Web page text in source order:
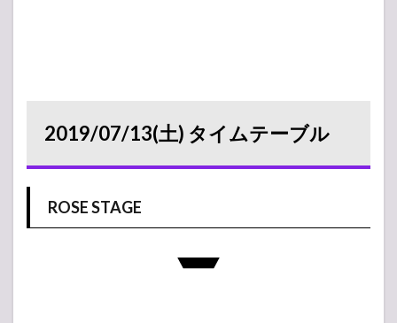
2019/07/13(土) タイムテーブル
ROSE STAGE